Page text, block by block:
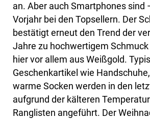
an. Aber auch Smartphones sind
Vorjahr bei den Topsellern. Der
bestätigt erneut den Trend der
Jahre zu hochwertigem Schmuck
hier vor allem aus Weißgold.
Geschenkartikel wie
warme Socken werden in den
aufgrund der kälteren
Ranglisten angeführt. Der